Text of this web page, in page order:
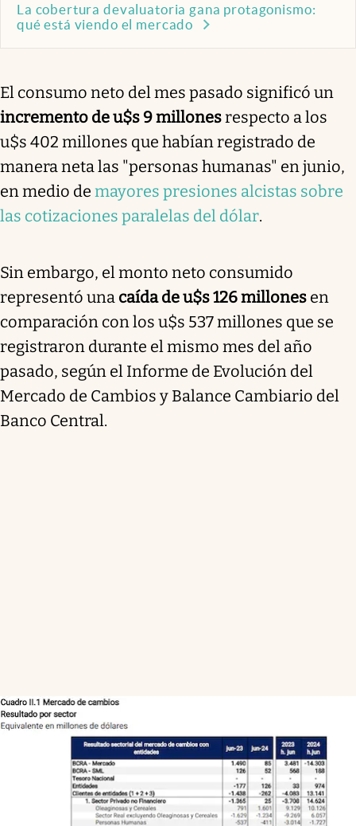
La cobertura devaluatoria gana protagonismo:
qué está viendo el mercado
El consumo neto del mes pasado significó un
incremento de u$s 9 millonesrespecto a los
u$s 402 millones que habían registrado de
manera neta las "personas humanas" en junio,
en medio de mayores presiones alcistas sobre
las cotizaciones paralelas del dólar.
Sin embargo, el monto neto consumido
representó una caída de u$s 126 millones en
comparación con los u$s 537 millones que se
registraron durante el mismo mes del año
pasado, según el Informe de Evolución del
Mercado de Cambios y Balance Cambiario del
Banco Central.